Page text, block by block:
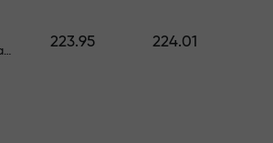
NVIDIA Corp Nasdaq Stock Exchange (Nasdaq) USD
223.95 224.01